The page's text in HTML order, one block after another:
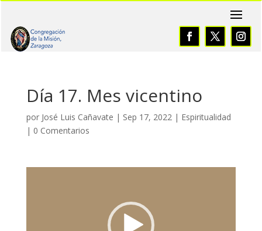
Día 17. Mes vicentino
por José Luis Cañavate | Sep 17, 2022| Espiritualidad
| 0 Comentarios